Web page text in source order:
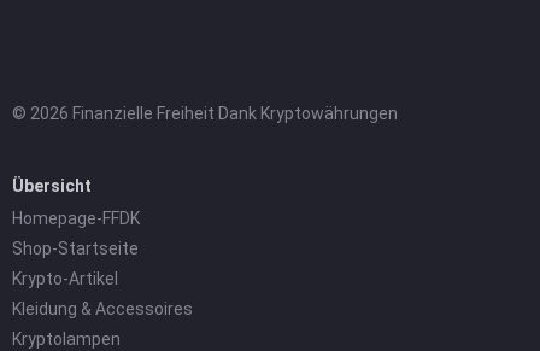
© 2026 Finanzielle Freiheit Dank Kryptowährungen
Übersicht
Homepage-FFDK
Shop-Startseite
Krypto-Artikel
Kleidung & Accessoires
Kryptolampen